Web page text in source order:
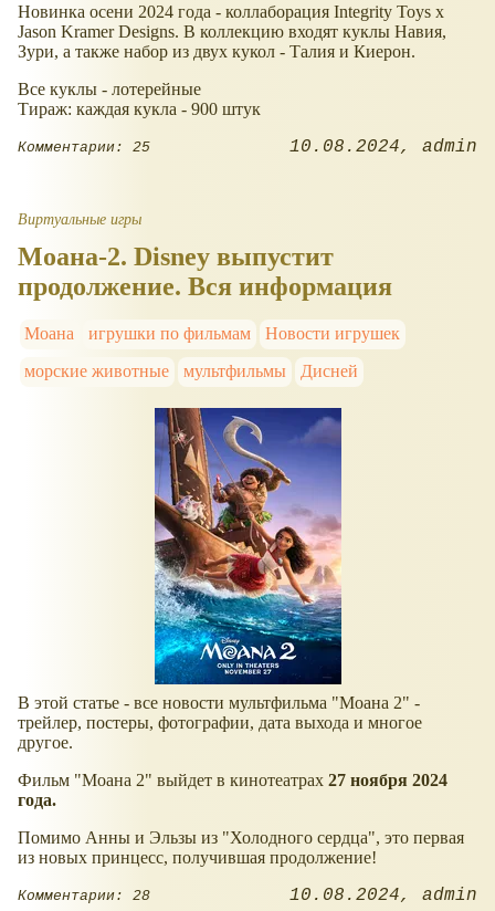
Новинка осени 2024 года - коллаборация Integrity Toys x
Jason Kramer Designs. В коллекцию входят куклы Навия,
Зури, а также набор из двух кукол - Талия и Киерон.
Все куклы - лотерейные
Тираж: каждая кукла - 900 штук
Комментарии: 25 10.08.2024 admin
Виртуальные игры
Моана-2. Disney выпустит
продолжение. Вся информация
Моана игрушки по фильмам
Новости игрушек
морские животные
мультфильмы Дисней
В этой статье - все новости мультфильма "Моана 2" -
трейлер, постеры, фотографии, дата выхода и многое
другое.
Фильм "Моана 2" выйдет в кинотеатрах 27 ноября 2024
года.
Помимо Анны и Эльзы из "Холодного сердца", это первая
из новых принцесс, получившая продолжение!
Комментарии: 28 10.08.2024 admin